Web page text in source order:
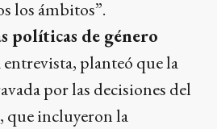
los ámbitos”.
políticas de género
entrevista, planteó que la
por las decisiones del
que incluyeron la